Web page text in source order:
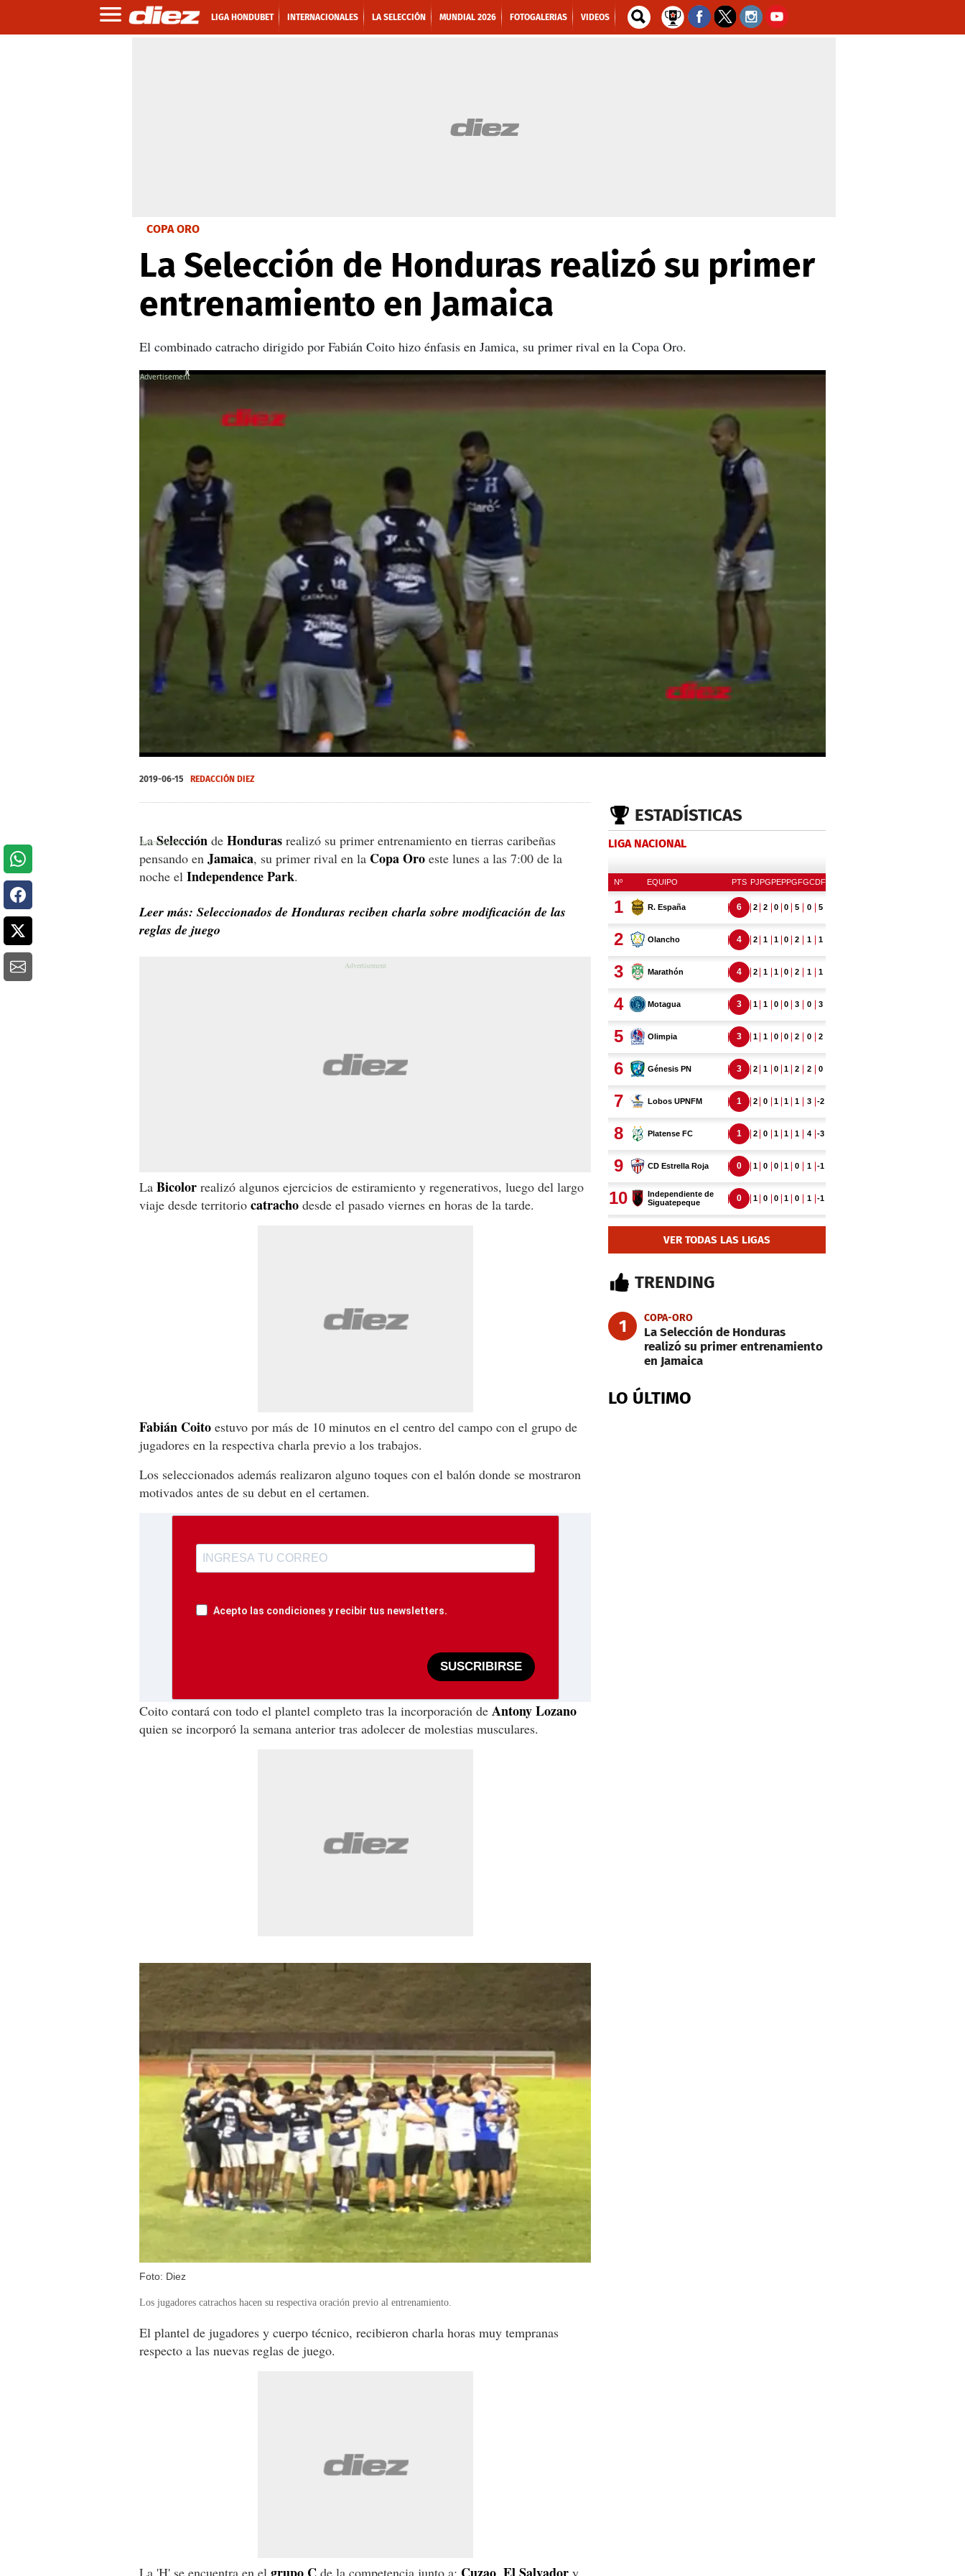
LIGA HONDUBET INTERNACIONALES LA SELECCIÓN MUNDIAL 2026 FOTOGALERIAS VIDEOS
COPA ORO
La Selección de Honduras realizó su primer
entrenamiento en Jamaica
El combinado catracho dirigido por Fabián Coito hizo énfasis en Jamica, su primer rival en la Copa Oro.
of
1
X
X
2019-06-15 REDACCIÓN DIEZ
LaSelección de Honduras realizó su primer entrenamiento en tierras caribeñas
pensando en Jamaica, su primer rival en la CopaOro este lunes a las 7:00 de la
noche el IndependencePark.
Leer más: Seleccionados de Honduras reciben charla sobre modificación de las
reglas de juego
La Bicolor realizó algunos ejercicios de estiramiento y regenerativos, luego del largo
viaje desde territorio catracho desde el pasado viernes en horas de la tarde.
Fabián Coito estuvo por más de 10 minutos en el centro del campo con el grupo de
jugadores en la respectiva charla previo a los trabajos.
Los seleccionados además realizaron alguno toques con el balón donde se mostraron
motivados antes de su debut en el certamen.
Acepto las condiciones y recibir tus newsletters.
SUSCRIBIRSE
Coito contará con todo el plantel completo tras la incorporación de AntonyLozano
quien se incorporó la semana anterior tras adolecer de molestias musculares.
Foto: Diez
Los jugadores catrachos hacen su respectiva oración previo al entrenamiento.
El plantel de jugadores y cuerpo técnico, recibieron charla horas muy tempranas
respecto a las nuevas reglas de juego.
La 'H' se encuentra en el de la competencia junto a: y
ESTADÍSTICAS
LIGA NACIONAL
VER TODAS LAS LIGAS
TRENDING
1 COPA-ORO
La Selección de Honduras
realizó su primer entrenamiento
en Jamaica
LO ÚLTIMO